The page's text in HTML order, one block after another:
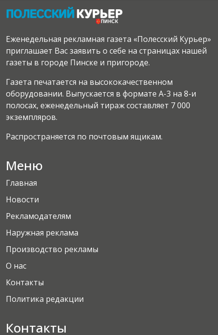
Еженедельная рекламная газета «Полесский Курьер»
приглашает Вас заявить о себе на страницах нашей
газеты в городе Пинске и пригороде.
Газета печатается на высококачественном
оборудовании. Выпускается в формате А-3 на 8-и
полосах, еженедельный тираж составляет 7 000
экземпляров.
Распространяется по почтовым ящикам.
Меню
Главная
Новости
Рекламодателям
Наружная реклама
Производство рекламы
О нас
Контакты
Политика редакции
Контакты